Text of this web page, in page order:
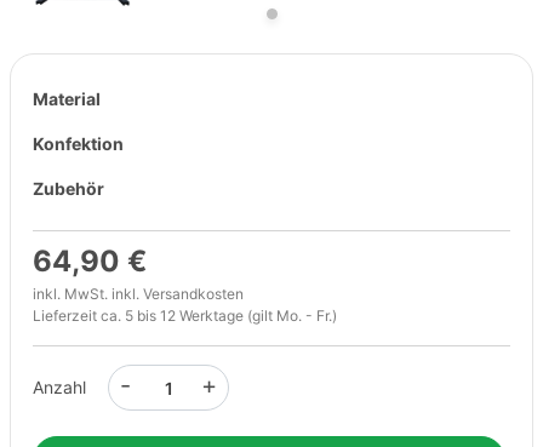
Material
Konfektion
Zubehör
64,90 €
inkl. MwSt. inkl. Versandkosten
Lieferzeit ca. 5 bis 12 Werktage (gilt Mo. - Fr.)
Anzahl +
-